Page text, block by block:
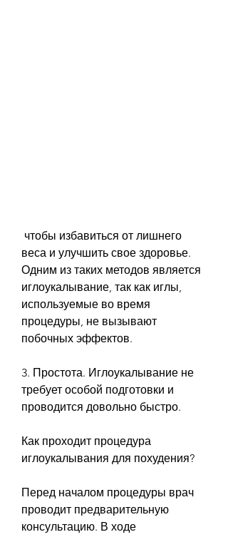
веса и улучшить свое здоровье.
Одним из таких методов является
иглоукалывание, так как иглы,
используемые во время
процедуры, не вызывают
побочных эффектов.
3. Простота. Иглоукалывание не
требует особой подготовки и
проводится довольно быстро.
Как проходит процедура
иглоукалывания для похудения?
Перед началом процедуры врач
проводит предварительную
консультацию. В ходе